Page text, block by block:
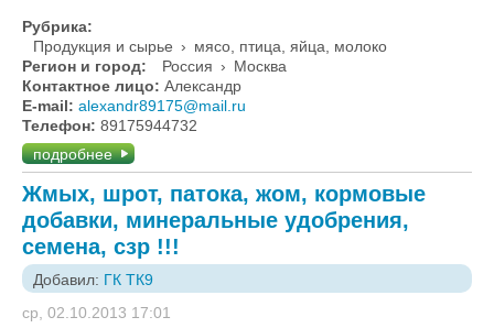
Рубрика:
Продукция и сырье › мясо, птица, яйца, молоко
Регион и город:
Россия › Москва
Контактное лицо: Александр
E-mail: alexandr89175@mail.ru
Телефон: 89175944732
подробнее
Жмых, шрот, патока, жом, кормовые
добавки, минеральные удобрения,
семена, сзр !!!
Добавил: ГК ТК9
ср, 02.10.2013 17:01